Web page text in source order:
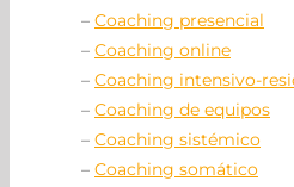
– Coaching presencial
– Coaching online
– Coaching intensivo-
– Coaching de equipos
– Coaching sistémico
– Coaching somático